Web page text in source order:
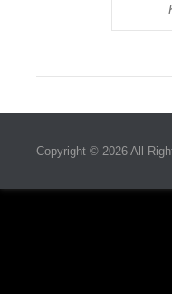
Copyright © 2026 All